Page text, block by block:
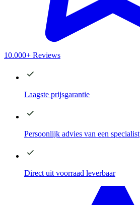
10.000+ Reviews
Laagste prijsgarantie
Persoonlijk advies van een specialist
Direct uit voorraad leverbaar